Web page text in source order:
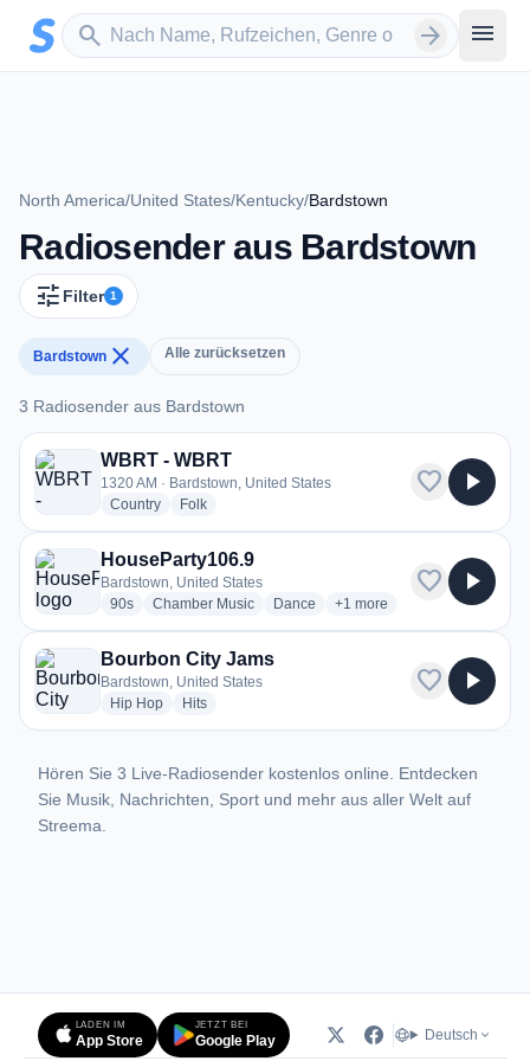
Zum Hauptinhalt springen
search
Sender suchen arrow_forward menu
North America/United States/Kentucky/Bardstown
Radiosender aus Bardstown
tune Filter 1
Bardstown close Alle zurücksetzen
3 Radiosender aus Bardstown
3 Radiosender aus Bardstown
WBRT - WBRT
1320 AM · Bardstown, United States
Countryradio stations
Folkradio stations
favorite play_arrow
HouseParty106.9
Bardstown, United States
90sradio stations
Chamber Musicradio stations
Dance radio stations
+1 more genres for
more
favorite play_arrow
Bourbon City Jams
Bardstown, United States
Hip Hopradio stations
Hitsradio stations
favorite play_arrow
Hören Sie 3 Live-Radiosender kostenlos online. Entdecken
Sie Musik, Nachrichten, Sport und mehr aus aller Welt auf
Streema.
LADEN IM
App Store
JETZT BEI
Google Play Deutsch